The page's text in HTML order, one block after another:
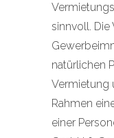
sinnvoll. Die
natürlichen
Vermietung
Rahmen
einer